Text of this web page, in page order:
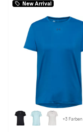
New Arrival
+3 Farben